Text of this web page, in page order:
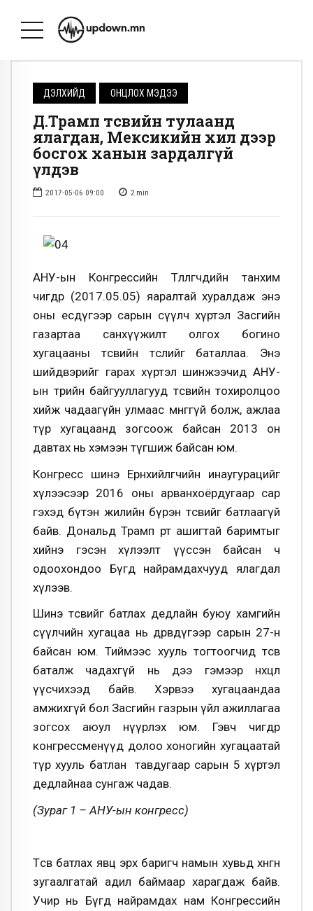
ДЭЛХИЙД ОНЦЛОХ МЭДЭЭ
Д.Трамп төсвийн тулаанд
ялагдан, Мексикийн хил дээр
босгох ханын зардалгүй
үлдэв
2017-05-06 09:00 2 min
АНУ-ын Конгрессийн Төлөөлөгчдийн танхим
өчигдөр (2017.05.05) яаралтай хуралдаж энэ
оны есдүгээр сарын сүүлч хүртэл Засгийн
газартаа санхүүжилт олгох богино
хугацааны төсвийн төслийг баталлаа. Энэ
шийдвэрийг гарах хүртэл шинжээчид АНУ-
ын төрийн байгууллагууд төсвийн тохиролцоо
хийж чадаагүйн улмаас мөнгөгүй болж, ажлаа
түр хугацаанд зогсоож байсан 2013 он
давтах нь хэмээн түгшиж байсан юм.
Конгресс шинэ Ерөнхийлөгчийн инаугурацийг
хүлээсээр 2016 оны арванхоёрдугаар сар
гэхэд бүтэн жилийн бүрэн төсвийг батлаагүй
байв. Дональд Трамп өөртөө ашигтай баримтыг
хийнэ гэсэн хүлээлт үүссэн байсан ч
одоохондоо Бүгд найрамдахчууд ялагдал
хүлээв.
Шинэ төсвийг батлах дедлайн буюу хамгийн
сүүлчийн хугацаа нь дөрөвдүгээр сарын 27-н
байсан юм. Тиймээс хууль тогтоогчид төсвөө
баталж чадахгүй нь дээ гэмээр нөхцөл
үүсчихээд байв. Хэрвээ хугацаандаа
амжихгүй бол Засгийн газрын үйл ажиллагаа
зогсох аюул нүүрлэх юм. Гэвч өчигдөр
конгрессменүүд долоо хоногийн хугацаатай
түр хууль батлан тавдугаар сарын 5 хүртэл
дедлайнаа сунгаж чадав.
(Зураг 1 – АНУ-ын конгресс)
Төсөв батлах явц эрх баригч намын хувьд хөнгөн
зугаалгатай адил баймаар харагдаж байв.
Учир нь Бүгд найрамдах нам Конгрессийн